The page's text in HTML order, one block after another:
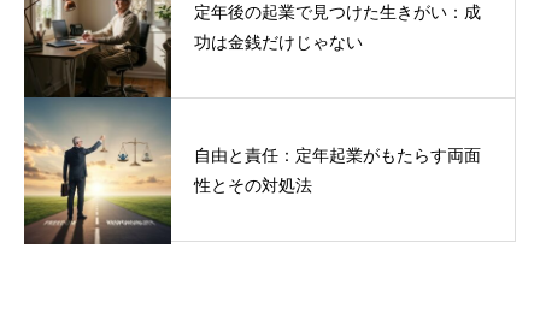
定年後の起業で見つけた生きがい：成
功は金銭だけじゃない
自由と責任：定年起業がもたらす両面
性とその対処法